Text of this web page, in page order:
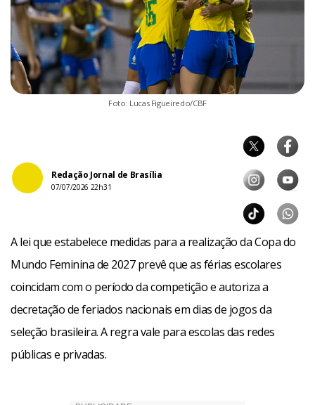
Foto: Lucas Figueiredo/CBF
Redação Jornal de Brasília
07/07/2026 22h31
A lei que estabelece medidas para a realização da Copa do
Mundo Feminina de 2027 prevê que as férias escolares
coincidam com o período da competição e autoriza a
decretação de feriados nacionais em dias de jogos da
seleção brasileira. A regra vale para escolas das redes
públicas e privadas.